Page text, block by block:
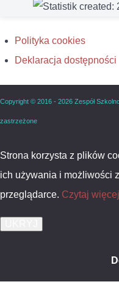
Polityka cookies
Deklaracja dostępności
Copyright © 2016 - 2026 Zespół
zastrzeżone
Strona korzysta z plików
ich używania i możliwości
przeglądarce. Czytaj